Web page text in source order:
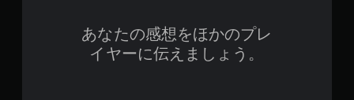
あなたの感想をほかのプレ
イヤーに伝えましょう。